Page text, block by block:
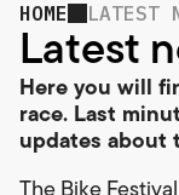
HOME LATEST
Latest
Here you will
race. Last
updates about